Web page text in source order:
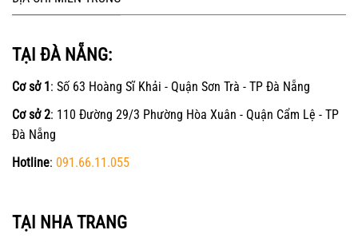
TẠI ĐÀ NẴNG:
Cơ sở 1: Số 63 Hoàng Sĩ Khải - Quận Sơn Trà - TP Đà Nẵng
Cơ sở 2: 110 Đường 29/3 Phường Hòa Xuân - Quận Cẩm Lệ - TP
Đà Nẵng
Hotline: 091.66.11.055
TẠI NHA TRANG